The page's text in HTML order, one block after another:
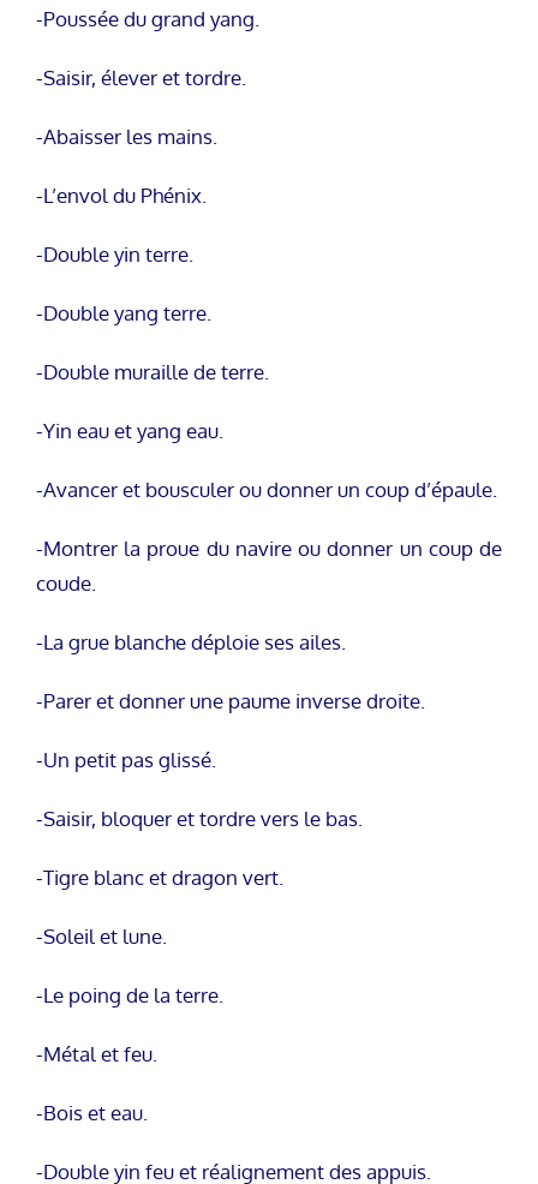
-Poussée du grand yang.
-Saisir, élever et tordre.
-Abaisser les mains.
-L’envol du Phénix.
-Double yin terre.
-Double yang terre.
-Double muraille de terre.
-Yin eau et yang eau.
-Avancer et bousculer ou donner un coup d’épaule.
-Montrer la proue du navire ou donner un coup de
coude.
-La grue blanche déploie ses ailes.
-Parer et donner une paume inverse droite.
-Un petit pas glissé.
-Saisir, bloquer et tordre vers le bas.
-Tigre blanc et dragon vert.
-Soleil et lune.
-Le poing de la terre.
-Métal et feu.
-Bois et eau.
-Double yin feu et réalignement des appuis.